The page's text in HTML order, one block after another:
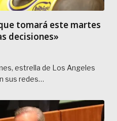
tomará este martes
decisiones»
estrella de Los Angeles
sus redes…